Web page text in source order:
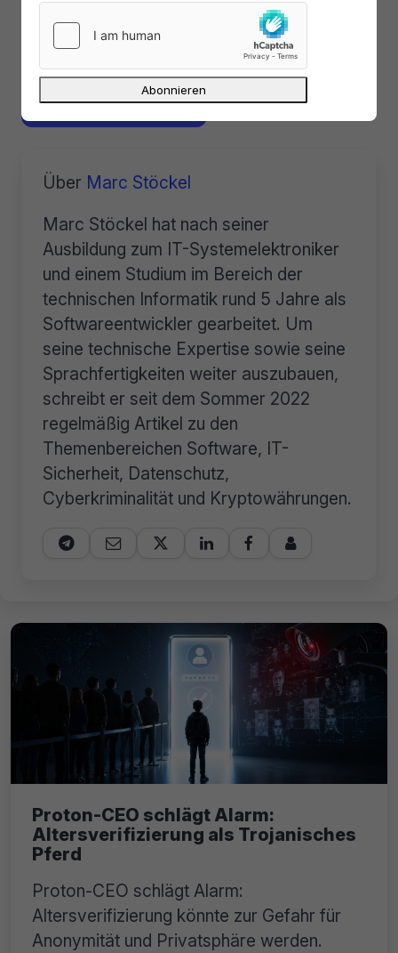
niemand
5 Kommentare lesen
Mehr zu dem Thema
Über Marc Stöckel
Marc Stöckel hat nach seiner
Ausbildung zum IT-Systemelektroniker
und einem Studium im Bereich der
technischen Informatik rund 5 Jahre als
Softwareentwickler gearbeitet. Um
seine technische Expertise sowie seine
Sprachfertigkeiten weiter auszubauen,
schreibt er seit dem Sommer 2022
regelmäßig Artikel zu den
Themenbereichen Software, IT-
Sicherheit, Datenschutz,
Cyberkriminalität und Kryptowährungen.
     
Proton-CEO schlägt Alarm:
Altersverifizierung als Trojanisches
Pferd
Proton-CEO schlägt Alarm:
Altersverifizierung könnte zur Gefahr für
Anonymität und Privatsphäre werden.